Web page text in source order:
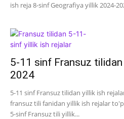
ish reja 8-sinf Geografiya yillik 2024-
5-11 sinf Fransuz
2024
5-11 sinf Fransuz tilidan yillik ish
fransuz tili fanidan yillik ish rejalar
5-sinf Fransuz tili yillik...